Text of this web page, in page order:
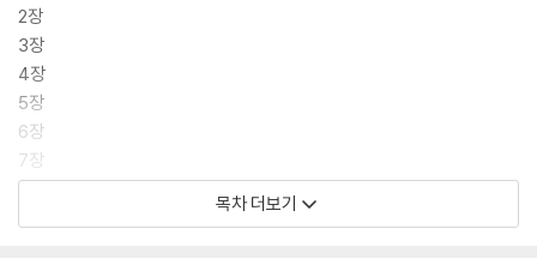
2장
3장
4장
5장
6장
7장
8장
목차 더보기